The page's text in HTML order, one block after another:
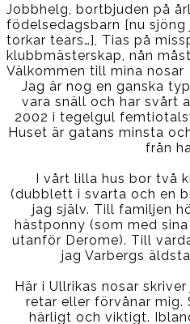
Jobbhelg, bortbjuden på
födelsedagsbarn [nu sjöng
torkar tears…], Tias på
klubbmästerskap, nån
Välkommen till mina nosar
Jag är nog en ganska
vara snäll och har svårt
2002 i tegelgul
Huset är gatans minsta
från
I vårt lilla hus bor två
(dubblett i svarta och en
jag själv. Till familjen
hästponny (som med
utanför Derome). Till
jag Varbergs
Här i Ullrikas nosar
retar eller förvånar mig.
härligt och viktigt.